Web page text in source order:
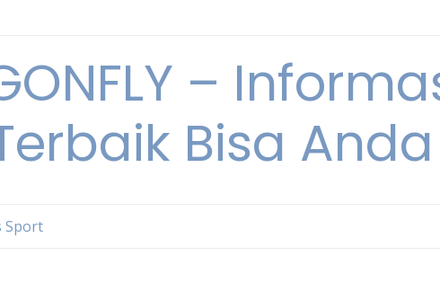
–
Bisa
Sport